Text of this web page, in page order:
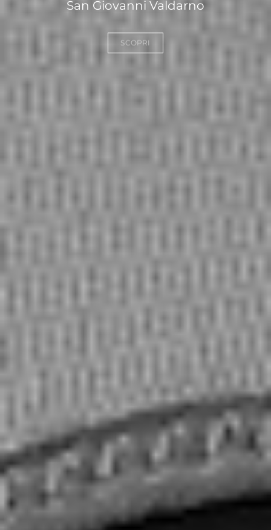
San Giovanni Valdarno
SCOPRI